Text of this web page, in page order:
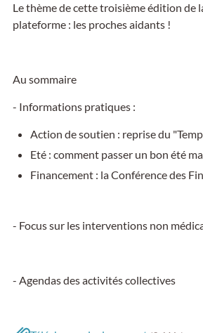
Le thème de cette troisième édition de
plateforme : les proches aidants !
Au sommaire
- Informations pratiques :
Action de soutien : reprise du
Eté : comment passer un bon été
Financement : la Conférence des
- Focus sur les interventions non
- Agendas des activités collectives